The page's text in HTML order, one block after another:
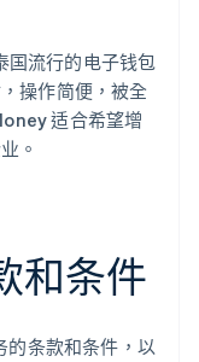
流行的电子钱包
操作简便，被全
适合希望增
。
和条件
的条款和条件，以